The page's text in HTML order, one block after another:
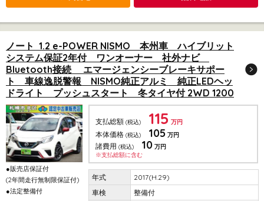
ノート 1.2 e-POWER NISMO 本州車 ハイブリット
システム保証2年付 ワンオーナー 社外ナビ
Bluetooth接続 エマージェンシーブレーキサポー
ト 車線逸脱警報 NISMO純正アルミ 純正LEDヘッ
ドライト プッシュスタート 冬タイヤ付 2WD 1200
●販売店保証付
(2年間走行無制限保証付)
●法定整備付
支払総額 (税込) 115 万円
本体価格 (税込) 105 万円
諸費用 (税込) 10 万円
※支払総額に含む
2017(H.29)
整備付